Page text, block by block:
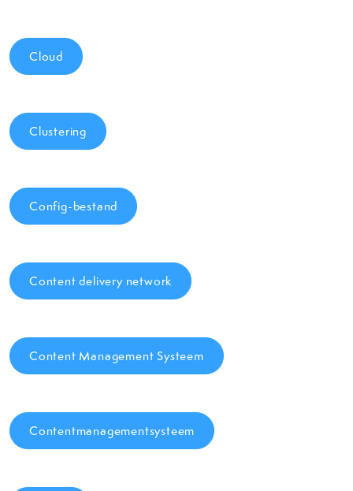
Cloud
Clustering
Config-bestand
Content delivery network
Content Management Systeem
Contentmanagementsysteem